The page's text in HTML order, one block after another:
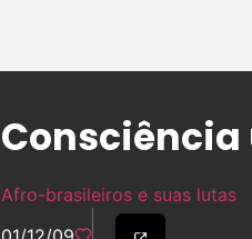
Afro-brasileiros e suas lutas